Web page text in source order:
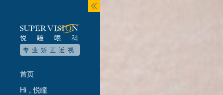
专业矫正近视
首页
Hi，悦瞳